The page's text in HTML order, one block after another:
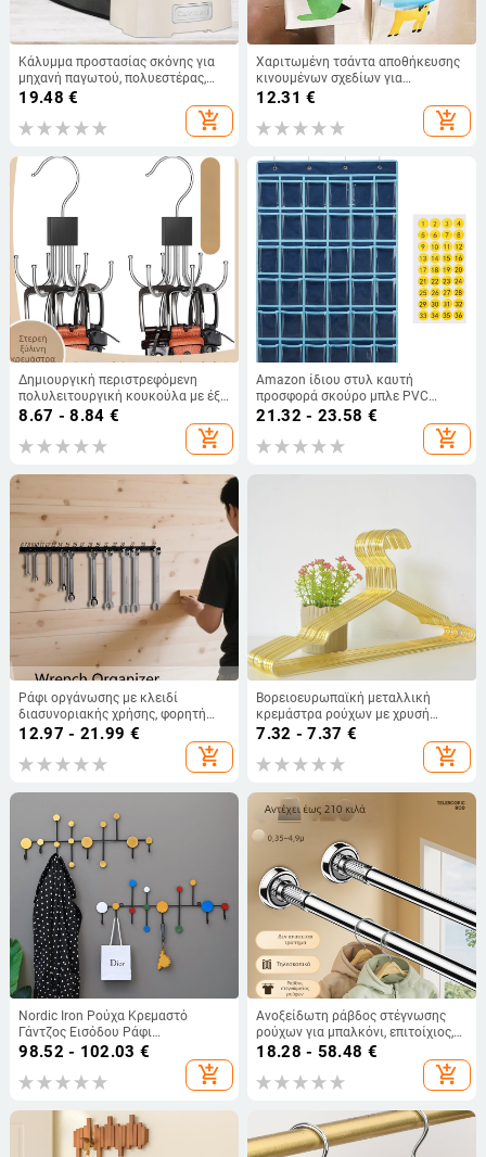
Κάλυμμα προστασίας σκόνης για
μηχανή παγωτού, πολυεστέρας,
παραδοσιακό αγροτικό στυλ,
προστασία από σκόνη, αποθήκευση
σε επιφάνεια εργασίας
19.48 €
add_shopping_cart
Χαριτωμένη τσάντα αποθήκευσης
κινουμένων σχεδίων για
οργάνωση, κρεμαστή τσάντα για
παιδιά, τσάντα τοίχου για πόρτες,
μεγάλη ντουλάπα, κομοδίνο,
στρώσεων
12.31 €
add_shopping_cart
Δημιουργική περιστρεφόμενη
πολυλειτουργική κουκούλα με έξι
νύχια, κρεμαστή τσάντα, τσάντα
κασκόλ, ντουλάπα, κρεμάστρα
πόρτας
8.67 - 8.84 €
add_shopping_cart
Amazon ίδιου στυλ καυτή
προσφορά σκούρο μπλε PVC
διαφανής αριθμομηχανή κινητό
τηλέφωνο παιδική παιδεία 36
κρεμαστή τσάντα αποθήκευσης
21.32 - 23.58 €
add_shopping_cart
Ράφι οργάνωσης με κλειδί
διασυνοριακής χρήσης, φορητή
επιτοίχια βάση αποθήκευσης,
μαύρο ψηφιακό γάντζο εισόδου
12.97 - 21.99 €
add_shopping_cart
Βορειοευρωπαϊκή μεταλλική
κρεμάστρα ρούχων με χρυσή
επίστρωση για υπνοδωμάτιο και
7.32 - 7.37 €
add_shopping_cart
Nordic Iron Ρούχα Κρεμαστό
Γάντζος Εισόδου Ράφι
Αποθήκευσης Κλειδιών Επιτοίχια
Ράφι Κρεμαστό Ράφι Παλτών
Δημιουργικό Γάντζο Εισόδου
98.52 - 102.03 €
add_shopping_cart
Ανοξείδωτη ράβδος στέγνωσης
ρούχων για μπαλκόνι, επιτοίχιος,
σταθερός τύπος, χωρίς διάτρηση,
επεκτειόμενη, για οικιακή χρήση
18.28 - 58.48 €
add_shopping_cart